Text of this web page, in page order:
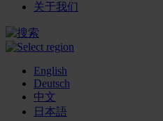
关于我们
English
Deutsch
中文
日本語